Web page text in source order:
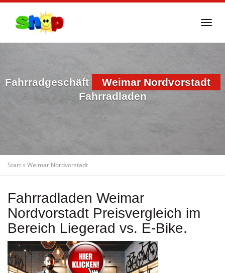
Fahrradgeschäft
Weimar Nordvorstadt
Fahrradladen
Start»Weimar Nordvorstadt
Fahrradladen Weimar
Nordvorstadt Preisvergleich im
Bereich Liegerad vs. E-Bike.